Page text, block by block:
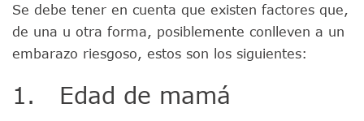
Se debe tener en cuenta que existen factores que,
de una u otra forma, posiblemente conlleven a un
embarazo riesgoso, estos son los siguientes:
1. Edad de mamá